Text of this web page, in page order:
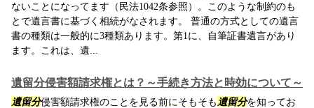
ないことになってます（民法1042条参照）。このような制約のも
とで遺言書に基づく相続がなされます。 普通の方式としての遺言
書の種類は一般的に3種類あります。第1に、自筆証書遺言があり
ます。これは、遺...
遺留分侵害額請求権とは？～手続き方法と時効について～
遺留分侵害額請求権のことを見る前にそもそも 遺留分を知ってお